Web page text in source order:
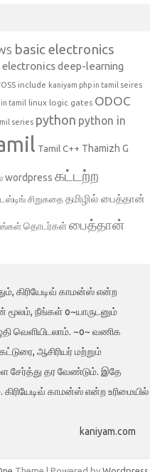
basic electronics
deep-learning
include kaniyam php in tamil seires
in tamil linux logic gates ODOC
series python python in
Tamil C++ Thamizh G
wordpress கட்டற்ற
சிறுகதை தமிழில் பைத்தான்
தொடர்கள்பைத்தான்
கிரியேடிவ் காமன்ஸ் என்ற
மூலம், நீங்கள் o~யாருடனும்
வெளியிடலாம். ~o~ வணிக
ஆசிரியர் மற்றும்
சேர்த்து தர வேண்டும். இதே
காமன்ஸ் என்ற உரிமையில்
kaniyam.com